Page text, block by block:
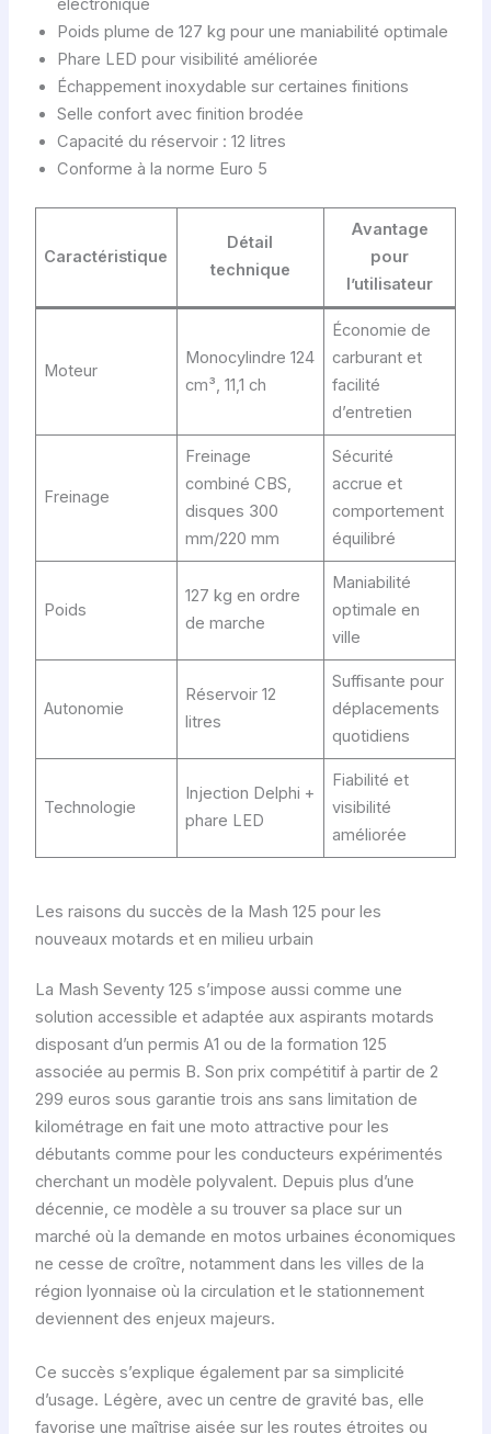
électronique
Poids plume de 127 kg pour une maniabilité optimale
Phare LED pour visibilité améliorée
Échappement inoxydable sur certaines finitions
Selle confort avec finition brodée
Capacité du réservoir : 12 litres
Conforme à la norme Euro 5
Caractéristique
Détail
technique
Avantage
pour
l’utilisateur
Moteur
Monocylindre 124
cm³, 11,1 ch
Économie de
carburant et
facilité
d’entretien
Freinage
Freinage
combiné CBS,
disques 300
mm/220 mm
Sécurité
accrue et
comportement
équilibré
Poids
127 kg en ordre
de marche
Maniabilité
optimale en
ville
Autonomie
Réservoir 12
litres
Suffisante pour
déplacements
quotidiens
Technologie
Injection Delphi +
phare LED
Fiabilité et
visibilité
améliorée
Les raisons du succès de la Mash 125 pour les
nouveaux motards et en milieu urbain
La Mash Seventy 125 s’impose aussi comme une
solution accessible et adaptée aux aspirants motards
disposant d’un permis A1 ou de la formation 125
associée au permis B. Son prix compétitif à partir de 2
299 euros sous garantie trois ans sans limitation de
kilométrage en fait une moto attractive pour les
débutants comme pour les conducteurs expérimentés
cherchant un modèle polyvalent. Depuis plus d’une
décennie, ce modèle a su trouver sa place sur un
marché où la demande en motos urbaines économiques
ne cesse de croître, notamment dans les villes de la
région lyonnaise où la circulation et le stationnement
deviennent des enjeux majeurs.
Ce succès s’explique également par sa simplicité
d’usage. Légère, avec un centre de gravité bas, elle
favorise une maîtrise aisée sur les routes étroites ou